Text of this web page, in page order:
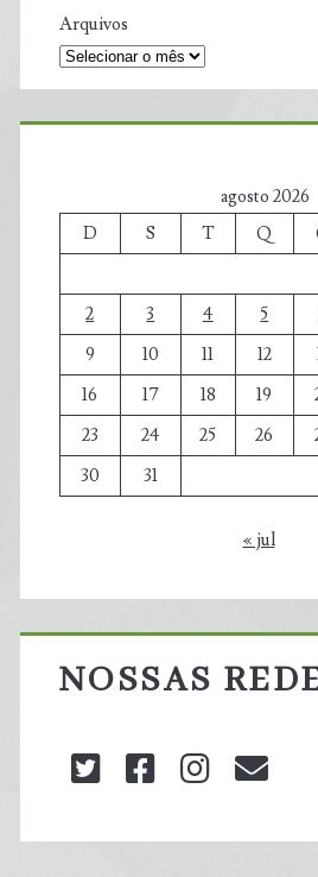
Arquivos
agosto 2026
D
S T Q
2
3 4 5
9
10 11 12
16
17 18 19
23
24 25 26
30
31
« jul
NOSSAS
twitterfacebook